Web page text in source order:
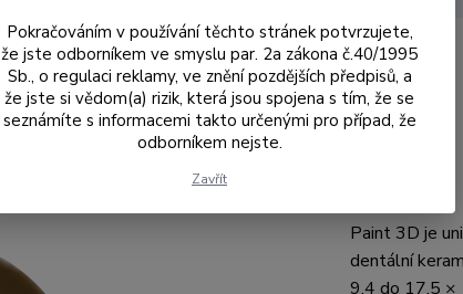
Paint 3D je
dentální
9,4 do 17,5 ×
Pokračováním v používání těchto stránek potvrzujete,
že jste odborníkem ve smyslu par. 2a zákona č.40/1995
Sb., o regulaci reklamy, ve znění pozdějších předpisů, a
že jste si vědom(a) rizik, která jsou spojena s tím, že se
seznámíte s informacemi takto určenými pro případ, že
odborníkem nejste.
Zavřít